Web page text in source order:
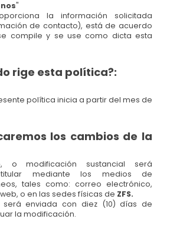
"
la información solicitada
de contacto), está de acuerdo
compile y se use como dicta esta
rige esta política?:
política inicia a partir del mes de
los cambios de la
o modificación sustancial será
mediante los medios de
tales como: correo electrónico,
o en las sedes físicas de ZFS.
será enviada con diez (10) días de
la modificación.